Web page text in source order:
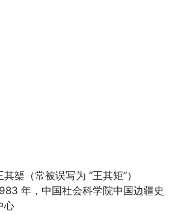
榘（常被误写为 “王其矩”）
年，中国社会科学院中国边疆史
心